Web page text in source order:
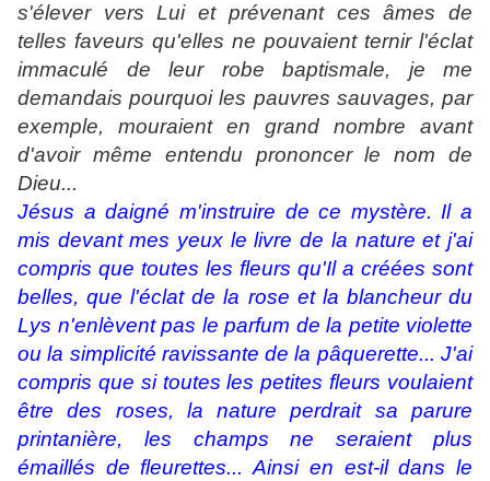
s'élever vers Lui et prévenant ces âmes de
telles faveurs qu'elles ne pouvaient ternir l'éclat
immaculé de leur robe baptismale, je me
demandais pourquoi les pauvres sauvages, par
exemple, mouraient en grand nombre avant
d'avoir même entendu prononcer le nom de
Dieu...
Jésus a daigné m'instruire de ce mystère. Il a
mis devant mes yeux le livre de la nature et j'ai
compris que toutes les fleurs qu'Il a créées sont
belles, que l'éclat de la rose et la blancheur du
Lys n'enlèvent pas le parfum de la petite violette
ou la simplicité ravissante de la pâquerette... J'ai
compris que si toutes les petites fleurs voulaient
être des roses, la nature perdrait sa parure
printanière, les champs ne seraient plus
émaillés de fleurettes... Ainsi en est-il dans le